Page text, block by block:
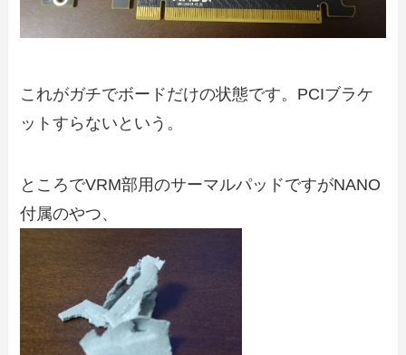
これがガチでボードだけの状態です。PCIブラケ
ットすらないという。
ところでVRM部用のサーマルパッドですがNANO
付属のやつ、